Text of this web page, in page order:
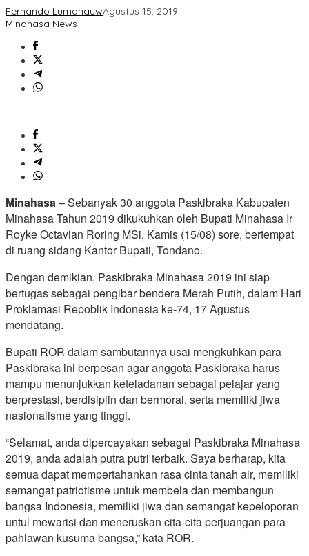
Fernando LumanauwAgustus 15, 2019
Minahasa News
Minahasa– Sebanyak 30 anggota Paskibraka Kabupaten
Minahasa Tahun 2019 dikukuhkan oleh Bupati Minahasa Ir
Royke Octavian Roring MSi, Kamis (15/08) sore, bertempat
di ruang sidang Kantor Bupati, Tondano.
Dengan demikian, Paskibraka Minahasa 2019 ini siap
bertugas sebagai pengibar bendera Merah Putih, dalam Hari
Proklamasi Repoblik Indonesia ke-74, 17 Agustus
mendatang.
Bupati ROR dalam sambutannya usai mengkuhkan para
Paskibraka ini berpesan agar anggota Paskibraka harus
mampu menunjukkan keteladanan sebagai pelajar yang
berprestasi, berdisiplin dan bermoral, serta memiliki jiwa
nasionalisme yang tinggi.
“Selamat, anda dipercayakan sebagai Paskibraka Minahasa
2019, anda adalah putra putri terbaik. Saya berharap, kita
semua dapat mempertahankan rasa cinta tanah air, memiliki
semangat patriotisme untuk membela dan membangun
bangsa Indonesia, memiliki jiwa dan semangat kepeloporan
untul mewarisi dan meneruskan cita-cita perjuangan para
pahlawan kusuma bangsa,” kata ROR.